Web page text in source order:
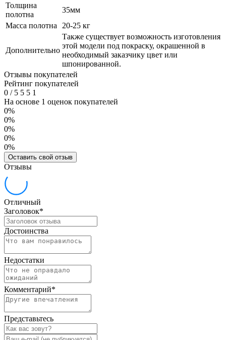
Толщина
полотна
35мм
Масса полотна
20-25 кг
Дополнительно
Также существует возможность изготовления
этой модели под покраску, окрашенной в
необходимый заказчику цвет или
шпонированной.
Отзывы покупателей
Рейтинг покупателей
0 /5 5 5 1
На основе 1 оценок покупателей
0%
0%
0%
0%
0%
Оставить свой отзыв
Отзывы
Отличный
Заголовок*
Достоинства
Недостатки
Комментарий*
Представьтесь